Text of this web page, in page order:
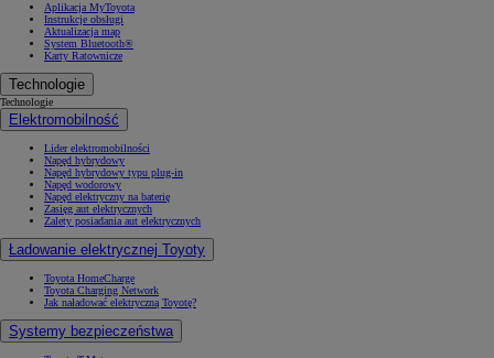
Aplikacja MyToyota
Instrukcje obsługi
Aktualizacja map
System Bluetooth®
Karty Ratownicze
Technologie
Technologie
Elektromobilność
Lider elektromobilności
Napęd hybrydowy
Napęd hybrydowy typu plug-in
Napęd wodorowy
Napęd elektryczny na baterię
Zasięg aut elektrycznych
Zalety posiadania aut elektrycznych
Ładowanie elektrycznej Toyoty
Toyota HomeCharge
Toyota Charging Network
Jak naładować elektryczną Toyotę?
Systemy bezpieczeństwa